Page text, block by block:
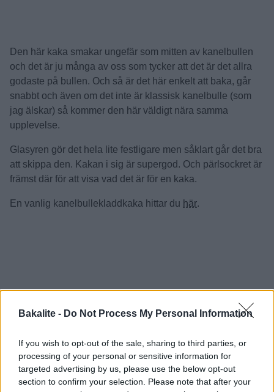
Bakalite - Do Not Process My Personal Information
If you wish to opt-out of the sale, sharing to third parties, or
processing of your personal or sensitive information for
targeted advertising by us, please use the below opt-out
section to confirm your selection. Please note that after your
Den här kaka smakar ungefär som mitten av kanelbullen
och det är ju många av oss som tycker att det är det allra
godaste på bullen. Och så är det här enkelt att baka, går
snabbt och även om det inte är klassisk kanelbulle (som
jag älskar) så kommer den här väldigt nära samma
upplevelse.
Glasyren gör det hela lite festligare men såklart går det bra
att skippa den. Kakan i sig är supergod. Och pärlsockret är
främst där för att visa vad det är för en kaka.
En vanlig kanelbullekladdkaka hittar du här.